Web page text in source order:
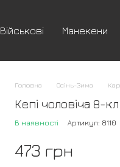
Військові Манекени
Головна Осінь-Зима
Кепі чоловіча 8-
В наявності Артикул: 8110
473 грн